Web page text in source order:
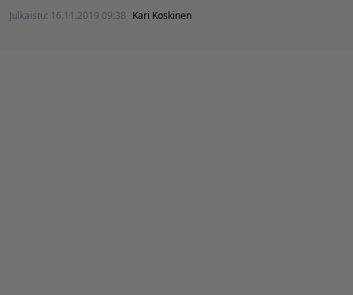
Julkaistu: 16.11.2019 09:38 Kari Koskinen